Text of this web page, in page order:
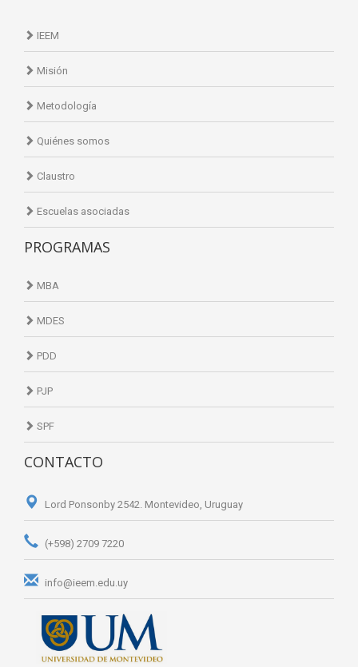
IEEM
Misión
Metodología
Quiénes somos
Claustro
Escuelas asociadas
PROGRAMAS
MBA
MDES
PDD
PJP
SPF
CONTACTO
Lord Ponsonby 2542. Montevideo, Uruguay
(+598) 2709 7220
info@ieem.edu.uy